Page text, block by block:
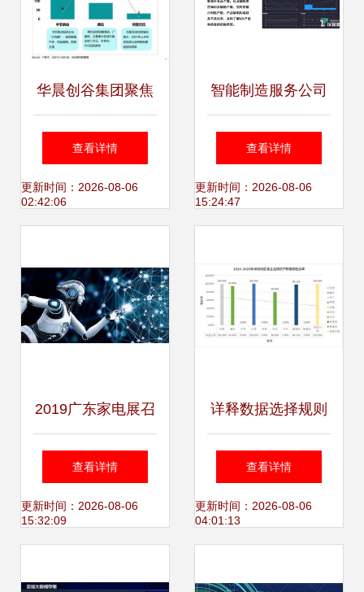
务实力
华晨创谷集团聚焦
移动互联网 2021
年游戏、社区团购
长点，工业互联网
数据服务蓄势待发
查看详情
更新时间：2026-08-06
02:42:06
智能制造服务公司
的真相 中电工业互
联网朱立锋数博会
查看详情
更新时间：2026-08-06
15:24:47
2019广东家电展召
开在即,多场活动强
势助力
查看详情
更新时间：2026-08-06
15:32:09
详释数据选择规则
—— 互联网大厂诉
讼数据分析 原告胜
查看详情
更新时间：2026-08-06
04:01:13